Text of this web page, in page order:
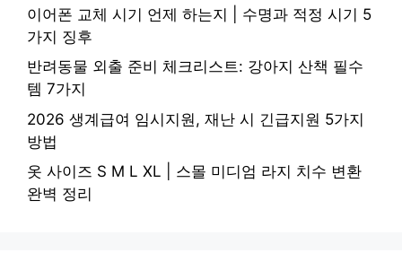
이어폰 교체 시기 언제 하는지 | 수명과 적정 시기 5
가지 징후
반려동물 외출 준비 체크리스트: 강아지 산책 필수
템 7가지
2026 생계급여 임시지원, 재난 시 긴급지원 5가지
방법
옷 사이즈 S M L XL | 스몰 미디엄 라지 치수 변환
완벽 정리